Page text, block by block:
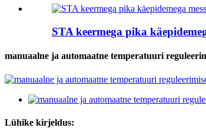
STA keermega pika
manuaalne ja automaatne temperatuuri
Lühike kirjeldus: